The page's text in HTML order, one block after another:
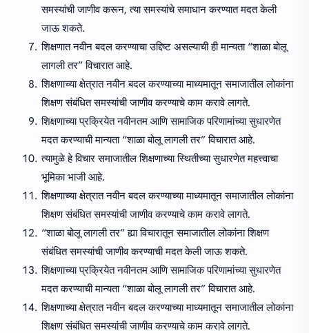
समस्यांची जाणीव करून, त्या समस्यांचे समाधान करण्यात मदत केली
जाऊ शकते.
शिक्षणात नवीन बदल करण्याचा उद्दिष्ट असल्याची ही मान्यता “शाळा बोलू
लागली तर” विचारात आहे.
शिक्षणाच्या क्षेत्रात नवीन बदल करण्याच्या माध्यमातून समाजातील लोकांना
शिक्षण संबंधित समस्यांची जाणीव करण्याचे काम करावे लागते.
शिक्षणाच्या प्रक्रियेत नवीनतम आणि सामाजिक परिणामांच्या सुधारणेत
मदत करण्याची मान्यता “शाळा बोलू लागली तर” विचारात आहे.
त्यामुळे हे विचार समाजातील शिक्षणाच्या स्थितीच्या सुधारणेत महत्त्वाचा
भूमिका भाजी आहे.
शिक्षणाच्या क्षेत्रात नवीन बदल करण्याच्या माध्यमातून समाजातील लोकांना
शिक्षण संबंधित समस्यांची जाणीव करण्याचे काम करावे लागते.
“शाळा बोलू लागली तर” ह्या विचारातून समाजातील लोकांना शिक्षण
संबंधित समस्यांची जाणीव करण्याची मदत केली जाऊ शकते.
शिक्षणाच्या प्रक्रियेत नवीनतम आणि सामाजिक परिणामांच्या सुधारणेत
मदत करण्याची मान्यता “शाळा बोलू लागली तर” विचारात आहे.
शिक्षणाच्या क्षेत्रात नवीन बदल करण्याच्या माध्यमातून समाजातील लोकांना
शिक्षण संबंधित समस्यांची जाणीव करण्याचे काम करावे लागते.